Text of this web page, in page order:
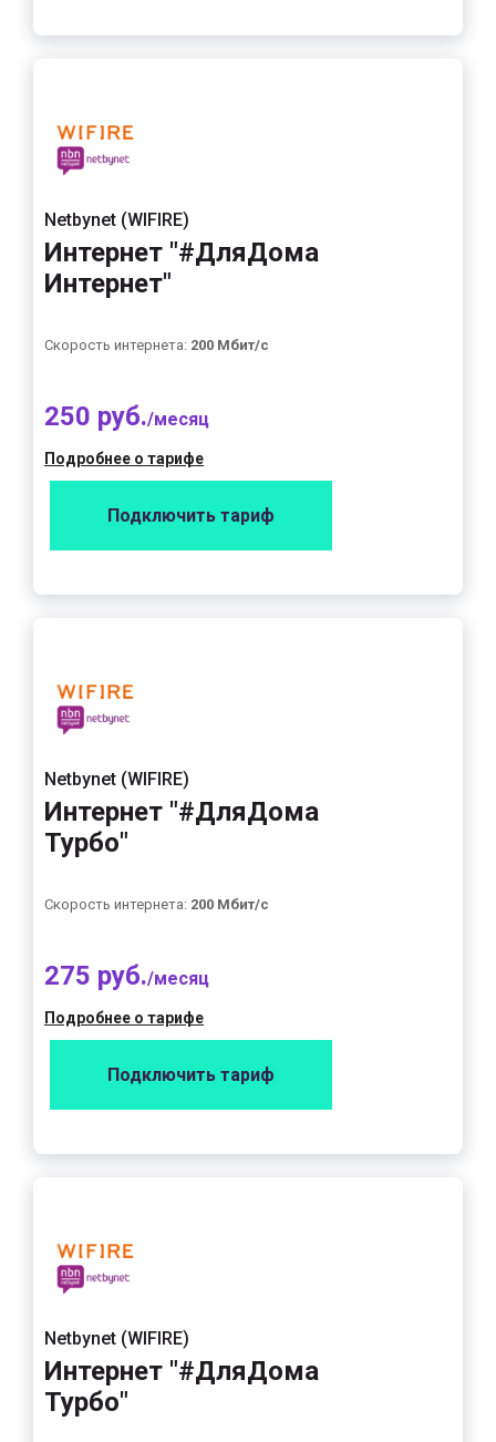
Netbynet (WIFIRE)
Интернет "#ДляДома
Интернет"
Скорость интернета: 200 Мбит/с
250 руб./месяц
Подробнее о тарифе
Подключить тариф
Netbynet (WIFIRE)
Интернет "#ДляДома
Турбо"
Скорость интернета: 200 Мбит/с
275 руб./месяц
Подробнее о тарифе
Подключить тариф
Netbynet (WIFIRE)
Интернет "#ДляДома
Турбо"